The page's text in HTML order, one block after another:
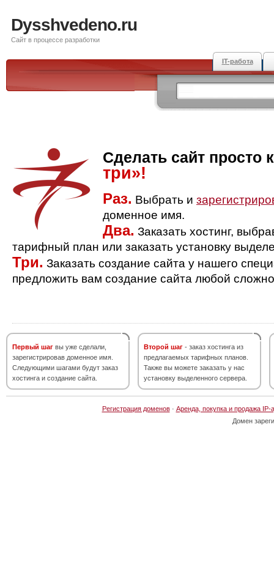
Dysshvedeno.ru
Сайт в процессе разработки
IT-работа
Сделать сайт просто
три»!
Раз. Выбрать и
доменное имя.
Два. Заказать хостинг,
тарифный план или заказать установку
Три. Заказать создание сайта у нашего
предложить вам создание сайта любой
Первый шаг вы уже сделали,
зарегистрировав доменное имя.
Следующими шагами будут заказ
хостинга и создание сайта.
Второй шаг - заказ хостинга из
предлагаемых тарифных планов.
Также вы можете заказать у нас
установку выделенного сервера.
Регистрация доменов· Аренда, покупка и продажа IP-
Домен